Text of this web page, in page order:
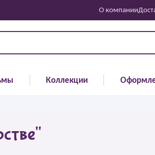
О компании
Коллекции